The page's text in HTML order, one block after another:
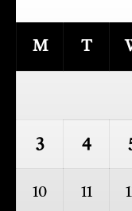
M T
3 4
10 11